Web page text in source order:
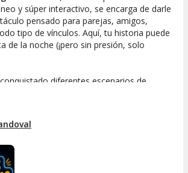
y súper interactivo, se encarga de darle
pensado para parejas, amigos,
tipo de vínculos. Aquí, tu historia puede
de la noche (¡pero sin presión, solo
diferentes escenarios de
viernes puedes ser parte de su
acogedor y entretenido de
para reírte de las relaciones, las citas,
comedy en vivo